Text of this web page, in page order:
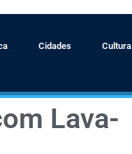
Cidades Cultura
Lava-